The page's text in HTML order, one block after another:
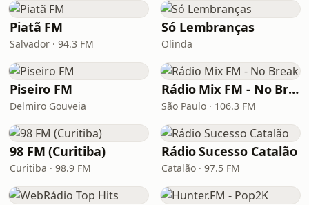
Piatã FM
Salvador · 94.3 FM
Só Lembranças
Olinda
Piseiro FM
Delmiro Gouveia
Rádio Mix FM - No Break
São Paulo · 106.3 FM
98 FM (Curitiba)
Curitiba · 98.9 FM
Rádio Sucesso Catalão
Catalão · 97.5 FM